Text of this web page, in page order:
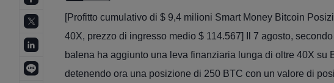
[Profitto cumulativo di $ 9,4 milioni Smart Money Bitcoin
40X, prezzo di ingresso medio $ 114.567] Il 7 agosto,
balena ha aggiunto una leva finanziaria lunga di oltre 40X su
detenendo ora una posizione di 250 BTC con un valore di